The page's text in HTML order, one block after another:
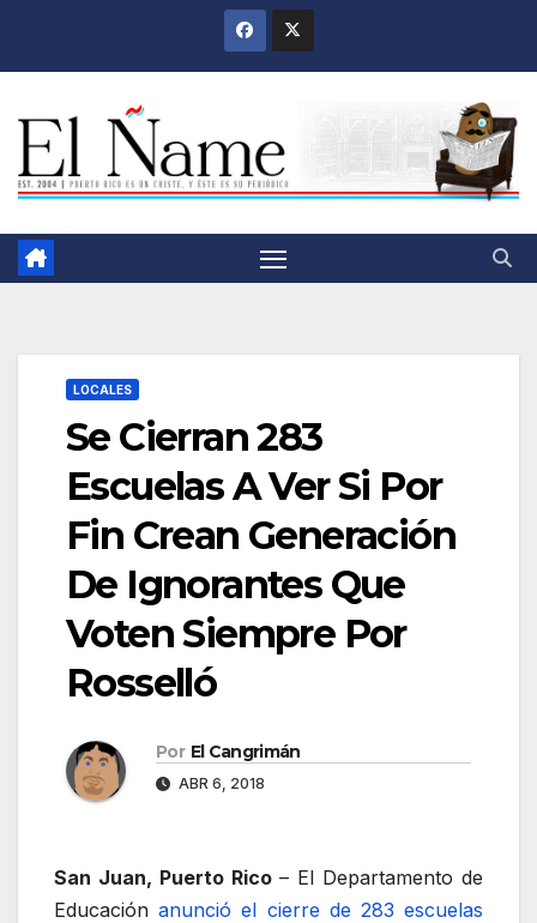
LOCALES
Se Cierran 283
Escuelas A Ver Si Por
Fin Crean Generación
De Ignorantes Que
Voten Siempre Por
Rosselló
Por El Cangrimán
ABR 6, 2018
San Juan, Puerto Rico– El Departamento de
Educaciónanunció el cierre de 283 escuelas